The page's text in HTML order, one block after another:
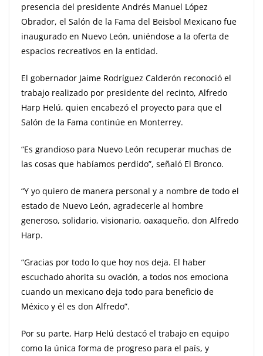
presencia del presidente Andrés Manuel López
Obrador, el Salón de la Fama del Beisbol Mexicano fue
inaugurado en Nuevo León, uniéndose a la oferta de
espacios recreativos en la entidad.
El gobernador Jaime Rodríguez Calderón reconoció el
trabajo realizado por presidente del recinto, Alfredo
Harp Helú, quien encabezó el proyecto para que el
Salón de la Fama continúe en Monterrey.
“Es grandioso para Nuevo León recuperar muchas de
las cosas que habíamos perdido”, señaló El Bronco.
“Y yo quiero de manera personal y a nombre de todo el
estado de Nuevo León, agradecerle al hombre
generoso, solidario, visionario, oaxaqueño, don Alfredo
Harp.
“Gracias por todo lo que hoy nos deja. El haber
escuchado ahorita su ovación, a todos nos emociona
cuando un mexicano deja todo para beneficio de
México y él es don Alfredo”.
Por su parte, Harp Helú destacó el trabajo en equipo
como la única forma de progreso para el país, y